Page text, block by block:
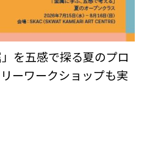
を五感で探る夏のプロ
ーワークショップも実